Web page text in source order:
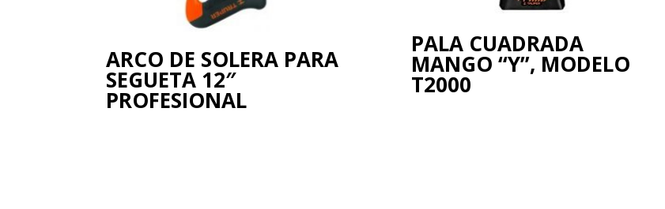
ARCO DE SOLERA PARA
SEGUETA 12″
PROFESIONAL
PALA CUADRADA
MANGO “Y”, MODELO
T2000